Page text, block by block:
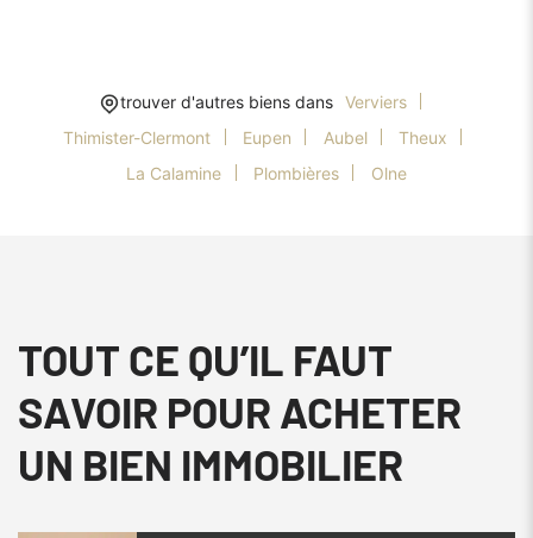
trouver d'autres biens dans Verviers
Thimister-Clermont
Eupen Aubel
Theux
La Calamine
Plombières Olne
TOUT CE QU’IL FAUT
SAVOIR POUR ACHETER
UN BIEN IMMOBILIER